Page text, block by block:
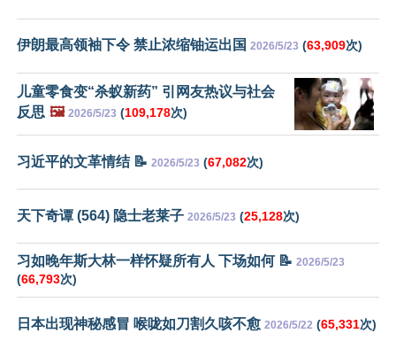
伊朗最高领袖下令 禁止浓缩铀运出国 2026/5/23 (63,909次)
儿童零食变“杀蚁新药” 引网友热议与社会
反思 🖼️ 2026/5/23 (109,178次)
习近平的文革情结 📝 2026/5/23 (67,082次)
天下奇谭 (564) 隐士老莱子 2026/5/23 (25,128次)
习如晚年斯大林一样怀疑所有人 下场如何 📝 2026/5/23
(66,793次)
日本出现神秘感冒 喉咙如刀割久咳不愈 2026/5/22 (65,331次)